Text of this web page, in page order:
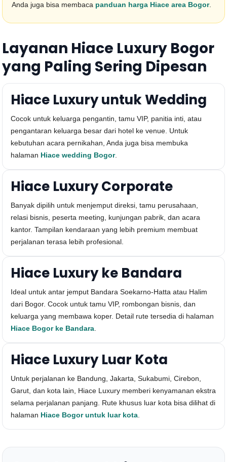
Anda juga bisa membaca panduan harga Hiace area Bogor.
Layanan Hiace Luxury Bogor
yang Paling Sering Dipesan
Hiace Luxury untuk Wedding
Cocok untuk keluarga pengantin, tamu VIP, panitia inti, atau
pengantaran keluarga besar dari hotel ke venue. Untuk
kebutuhan acara pernikahan, Anda juga bisa membuka
halaman Hiace wedding Bogor.
Hiace Luxury Corporate
Banyak dipilih untuk menjemput direksi, tamu perusahaan,
relasi bisnis, peserta meeting, kunjungan pabrik, dan acara
kantor. Tampilan kendaraan yang lebih premium membuat
perjalanan terasa lebih profesional.
Hiace Luxury ke Bandara
Ideal untuk antar jemput Bandara Soekarno-Hatta atau Halim
dari Bogor. Cocok untuk tamu VIP, rombongan bisnis, dan
keluarga yang membawa koper. Detail rute tersedia di halaman
Hiace Bogor ke Bandara
Hiace Luxury Luar Kota
Untuk perjalanan ke Bandung, Jakarta, Sukabumi, Cirebon,
Garut, dan kota lain, Hiace Luxury memberi kenyamanan ekstra
selama perjalanan panjang. Rute khusus luar kota bisa dilihat di
halaman Hiace Bogor untuk luar kota